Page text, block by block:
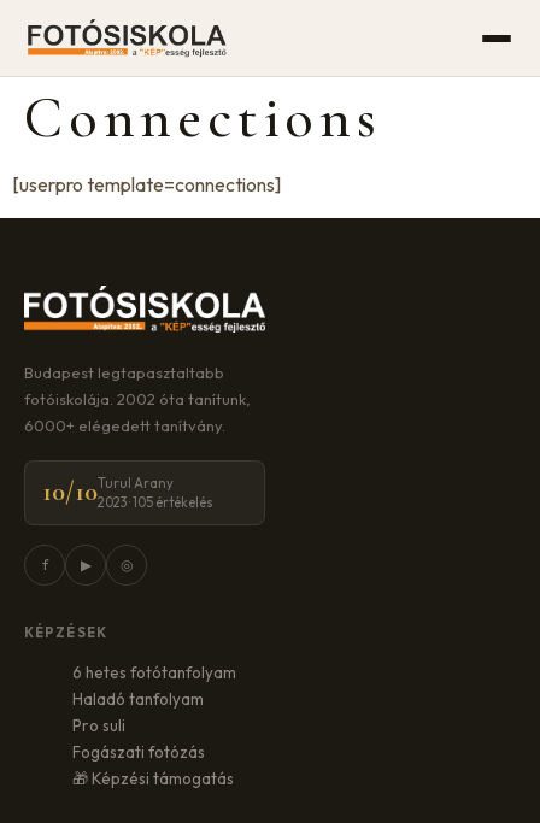
Connections
[userpro template=connections]
Budapest legtapasztaltabb
fotóiskolája. 2002 óta tanítunk,
6000+ elégedett tanítvány.
10/10Turul Arany
2023 · 105 értékelés
f ▶ ◎
KÉPZÉSEK
6 hetes fotótanfolyam
Haladó tanfolyam
Pro suli
Fogászati fotózás
🎁 Képzési támogatás